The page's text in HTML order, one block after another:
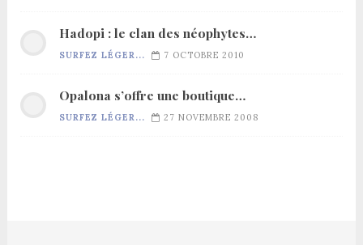
Hadopi : le clan des néophytes…
SURFEZ LÉGER... 7 OCTOBRE 2010
Opalona s’offre une boutique…
SURFEZ LÉGER... 27 NOVEMBRE 2008